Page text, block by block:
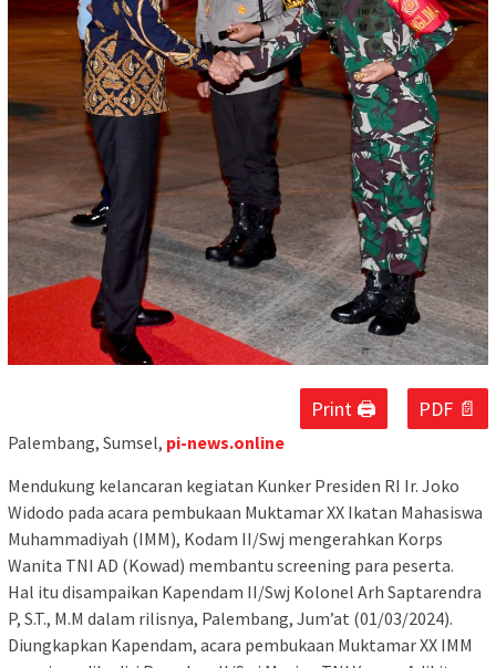
Print 🖨 PDF 📄
Palembang, Sumsel, pi-news.online
Mendukung kelancaran kegiatan Kunker Presiden RI Ir. Joko
Widodo pada acara pembukaan Muktamar XX Ikatan Mahasiswa
Muhammadiyah (IMM), Kodam II/Swj mengerahkan Korps
Wanita TNI AD (Kowad) membantu screening para peserta.
Hal itu disampaikan Kapendam II/Swj Kolonel Arh Saptarendra
P, S.T., M.M dalam rilisnya, Palembang, Jum’at (01/03/2024).
Diungkapkan Kapendam, acara pembukaan Muktamar XX IMM